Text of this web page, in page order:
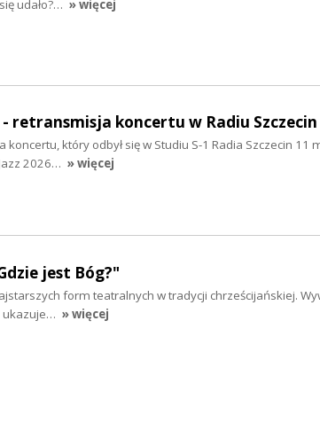
udało?… » więcej
- retransmisja koncertu w Radiu Szczecin
który odbył się w Studiu S-1 Radia Szczecin 11
2026… » więcej
jest Bóg?"
form teatralnych w tradycji chrześcijańskiej.
ukazuje… » więcej